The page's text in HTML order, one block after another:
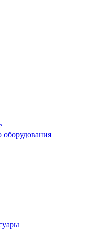
оборудования